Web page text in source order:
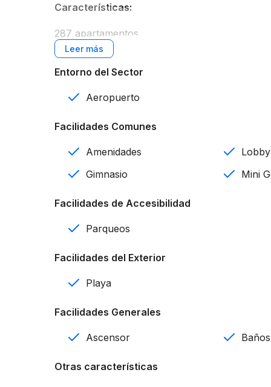
Características:
287 apartamentos
6 edificios
Ubicado a 900 metros de la playa
Penthouses con piscina privada
Seguridad 24/7
Entorno del Sector
Aeropuerto
Facilidades Comunes
Amenidades
Gimnasio
Lobby
Mini
Facilidades de Accesibilidad
Parqueos
Facilidades del Exterior
Playa
Facilidades Generales
Ascensor Baños
Otras características